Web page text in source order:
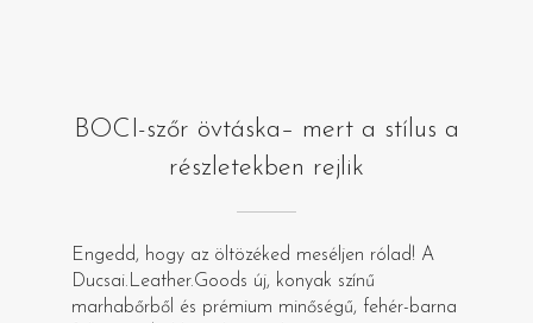
BOCI-szőr övtáska– mert a stílus a
részletekben rejlik
Engedd, hogy az öltözéked meséljen rólad! A
Ducsai.Leather.Goods új, konyak színű
marhabőrből és prémium minőségű, fehér-barna